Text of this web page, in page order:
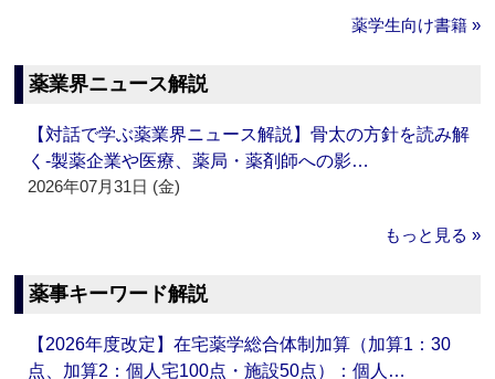
薬学生向け書籍 »
薬業界ニュース解説
【対話で学ぶ薬業界ニュース解説】骨太の方針を読み解
く‐製薬企業や医療、薬局・薬剤師への影…
2026年07月31日 (金)
もっと見る »
薬事キーワード解説
【2026年度改定】在宅薬学総合体制加算（加算1：30
点、加算2：個人宅100点・施設50点）：個人…